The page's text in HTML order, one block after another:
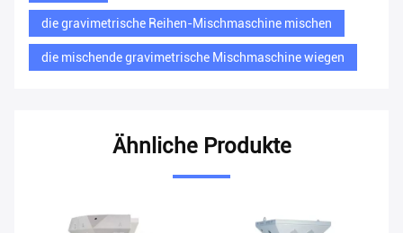
die gravimetrische Reihen-Mischmaschine mischen
die mischende gravimetrische Mischmaschine wiegen
Ähnliche Produkte